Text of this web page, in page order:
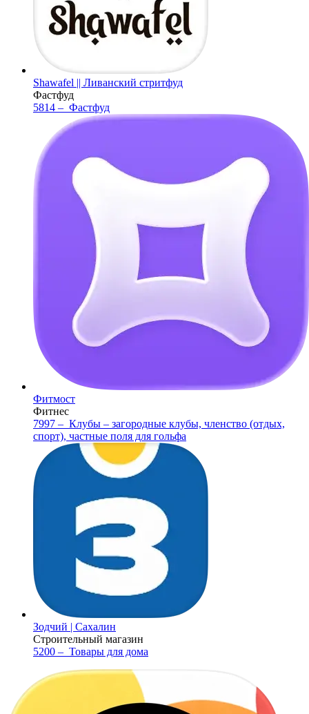
Shawafel || Ливанский стритфуд
Фастфуд
5814 – Фастфуд
Фитмост
Фитнес
7997 – Клубы – загородные клубы, членство (отдых,
спорт), частные поля для гольфа
Зодчий | Сахалин
Строительный магазин
5200 – Товары для дома